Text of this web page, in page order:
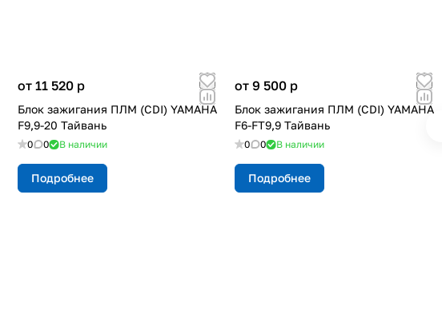
от 11 520 p
Блок зажигания ПЛМ (CDI) YAMAHA
F9,9-20 Тайвань
0 0 В наличии
Подробнее
от 9 500 p
Блок зажигания ПЛМ (CDI) YAMAHA
F6-FT9,9 Тайвань
0 0 В наличии
Подробнее